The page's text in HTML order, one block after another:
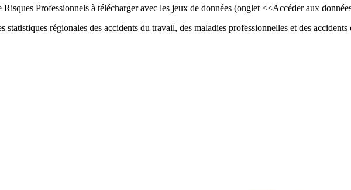
Professionnels à télécharger avec les jeux de données (onglet <<Accéder aux
statistiques régionales des accidents du travail, des maladies professionnelles et des